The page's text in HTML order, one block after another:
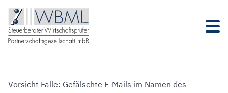
Vorsicht Falle: Gefälschte E-Mails im Namen des